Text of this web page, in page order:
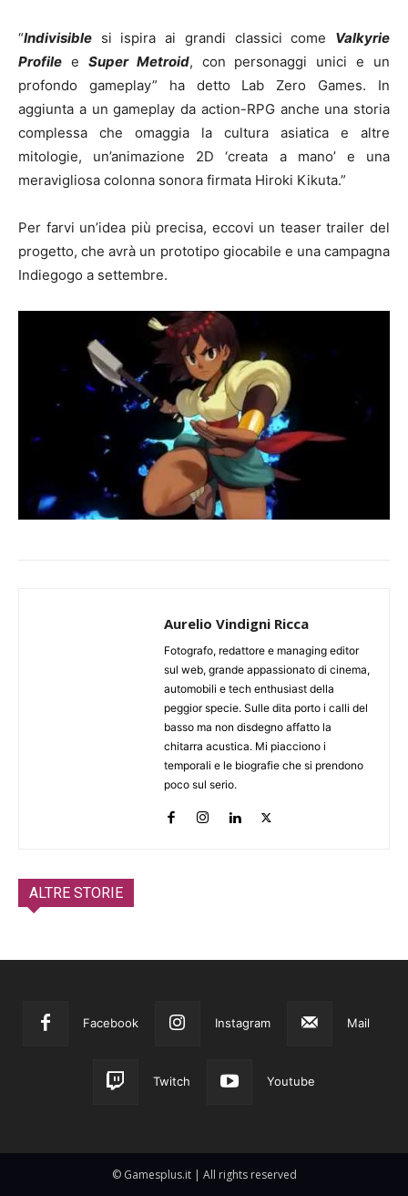
“Indivisible si ispira ai grandi classici come Valkyrie
Profile e Super Metroid, con personaggi unici e un
profondo gameplay” ha detto Lab Zero Games. In
aggiunta a un gameplay da action-RPG anche una storia
complessa che omaggia la cultura asiatica e altre
mitologie, un’animazione 2D ‘creata a mano’ e una
meravigliosa colonna sonora firmata Hiroki Kikuta.”
Per farvi un’idea più precisa, eccovi un teaser trailer del
progetto, che avrà un prototipo giocabile e una campagna
Indiegogo a settembre.
Aurelio Vindigni Ricca
Fotografo, redattore e managing editor
sul web, grande appassionato di cinema,
automobili e tech enthusiast della
peggior specie. Sulle dita porto i calli del
basso ma non disdegno affatto la
chitarra acustica. Mi piacciono i
temporali e le biografie che si prendono
poco sul serio.
ALTRE STORIE
Facebook Instagram Mail
Twitch Youtube
© Gamesplus.it | All rights reserved